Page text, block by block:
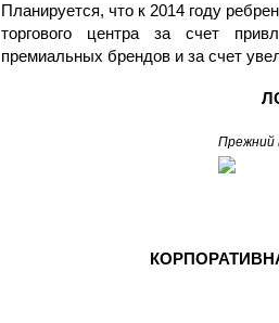
Планируется, что к 2014 году
торгового центра за счет
премиальных брендов и за счет
Прежний